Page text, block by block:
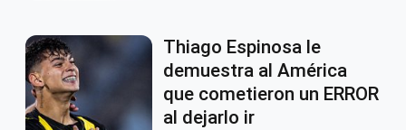
Thiago Espinosa le
demuestra al América
que cometieron un ERROR
al dejarlo ir